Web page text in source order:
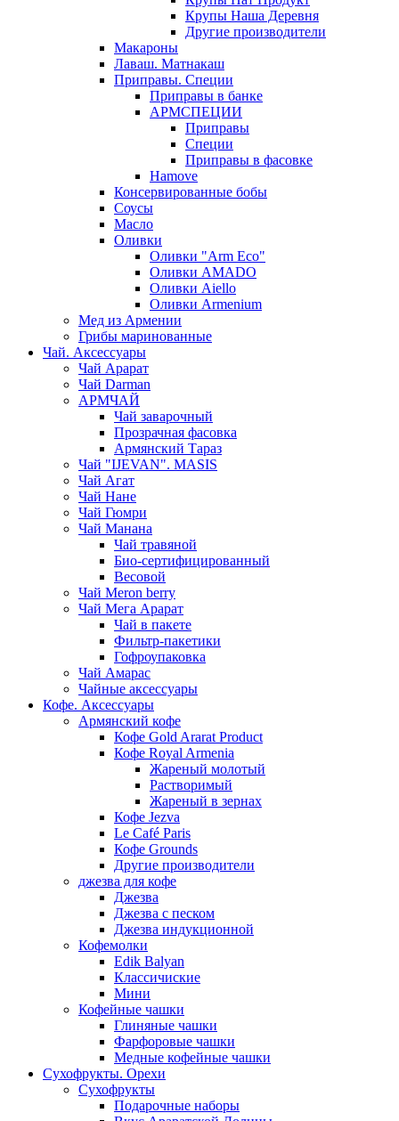
Крупы Наша Деревня
Другие производители
Макароны
Лаваш. Матнакаш
Приправы. Специи
Приправы в банке
АРМСПЕЦИИ
Приправы
Специи
Приправы в фасовке
Hamove
Консервированные бобы
Соусы
Масло
Оливки
Оливки "Arm Eco"
Оливки AMADO
Оливки Aiello
Оливки Armenium
Мед из Армении
Грибы маринованные
Чай. Аксессуары
Чай Арарат
Чай Darman
АРМЧАЙ
Чай заварочный
Прозрачная фасовка
Армянский Тараз
Чай "IJEVAN". MASIS
Чай Агат
Чай Нане
Чай Гюмри
Чай Манана
Чай травяной
Био-сертифицированный
Весовой
Чай Meron berry
Чай Мега Арарат
Чай в пакете
Фильтр-пакетики
Гофроупаковка
Чай Амарас
Чайные аксессуары
Кофе. Аксессуары
Армянский кофе
Кофе Gold Ararat Product
Кофе Royal Armenia
Жареный молотый
Растворимый
Жареный в зернах
Кофе Jezva
Le Café Paris
Кофе Grounds
Другие производители
джезва для кофе
Джезва
Джезва с песком
Джезва индукционной
Кофемолки
Edik Balyan
Классичиские
Мини
Кофейные чашки
Глиняные чашки
Фарфоровые чашки
Медные кофейные чашки
Сухофрукты. Орехи
Сухофрукты
Подарочные наборы